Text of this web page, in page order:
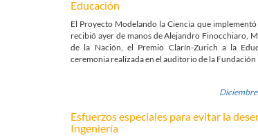
Educación
El Proyecto Modelando la Ciencia que implementó
recibió ayer de manos de Alejandro Finocchiaro,
de la Nación, el Premio Clarín-Zurich a la
ceremonia realizada en el auditorio de la Fundación
Esfuerzos especiales para evitar la
Ingeniería